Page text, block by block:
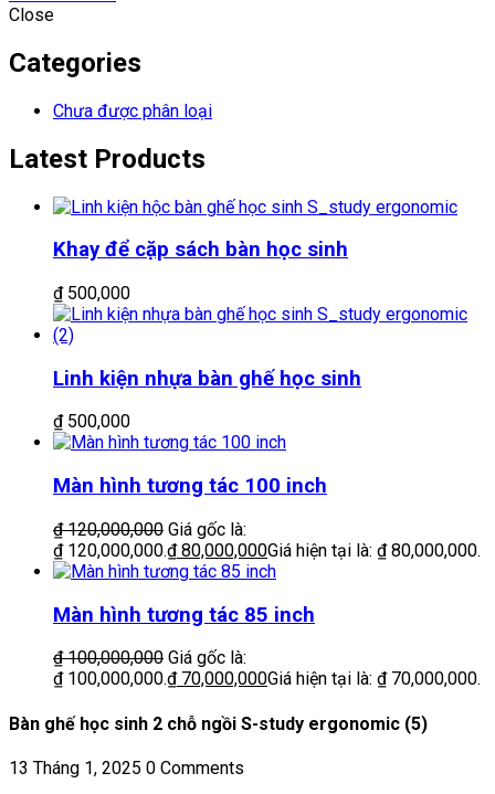
Close
Categories
Chưa được phân loại
Latest Products
Khay để cặp sách bàn học sinh
₫500,000
Linh kiện nhựa bàn ghế học sinh
₫500,000
Màn hình tương tác 100 inch
₫120,000,000 Giá gốc là:
₫ 120,000,000.₫80,000,000Giá hiện tại là: ₫ 80,000,000.
Màn hình tương tác 85 inch
₫100,000,000 Giá gốc là:
₫ 100,000,000.₫70,000,000Giá hiện tại là: ₫ 70,000,000.
Bàn ghế học sinh 2 chỗ ngồi S-study ergonomic (5)
13 Tháng 1, 2025 0 Comments